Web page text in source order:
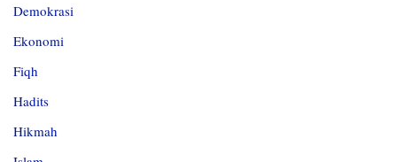
Demokrasi
Ekonomi
Fiqh
Hadits
Hikmah